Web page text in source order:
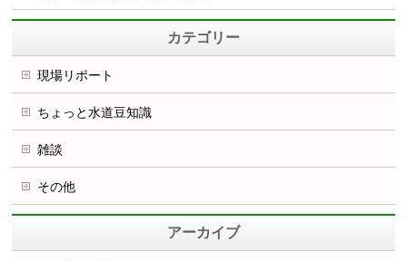
カテゴリー
現場リポート
ちょっと水道豆知識
雑談
その他
アーカイブ